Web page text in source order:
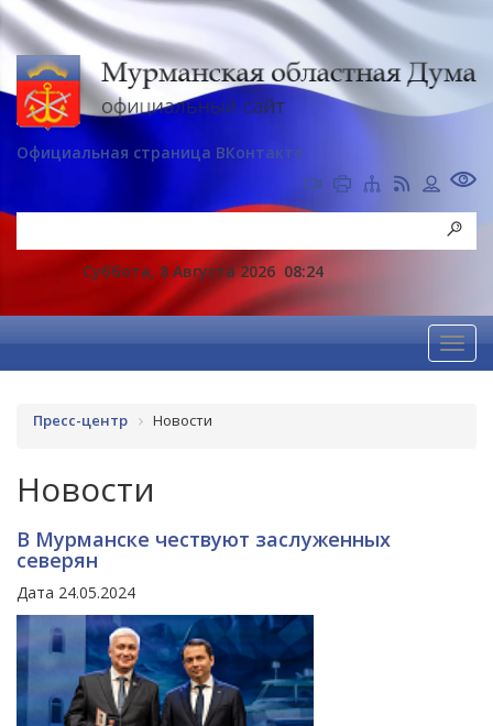
Официальная страница ВКонтакте
Суббота, 8 Августа 2026 08:24
Пресс-центр Новости
Новости
В Мурманске чествуют заслуженных
северян
Дата 24.05.2024